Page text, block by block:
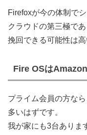
Firefoxが今の体制で
クラウドの第三極で
挽回できる可能性は
Fire OSは
プライム会員の方な
多いはずです。
我が家にも3台ありま